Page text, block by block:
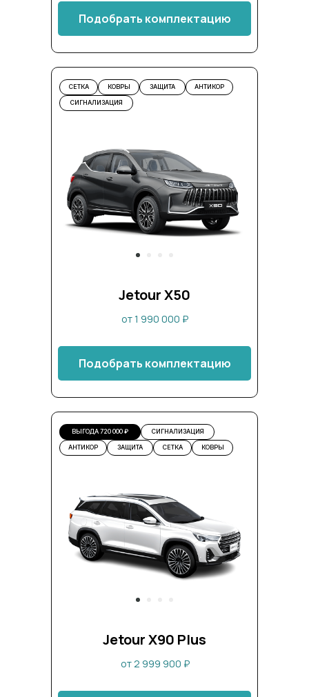
Подобрать комплектацию
Jetour X50
от 1 990 000 ₽
Подобрать комплектацию
Jetour X90 Plus
от 2 999 900 ₽
ВЫГОДА 720 000 ₽ СИГНАЛИЗАЦИЯ
АНТИКОР ЗАЩИТА СЕТКА КОВРЫ
СЕТКА КОВРЫ ЗАЩИТА АНТИКОР
СИГНАЛИЗАЦИЯ